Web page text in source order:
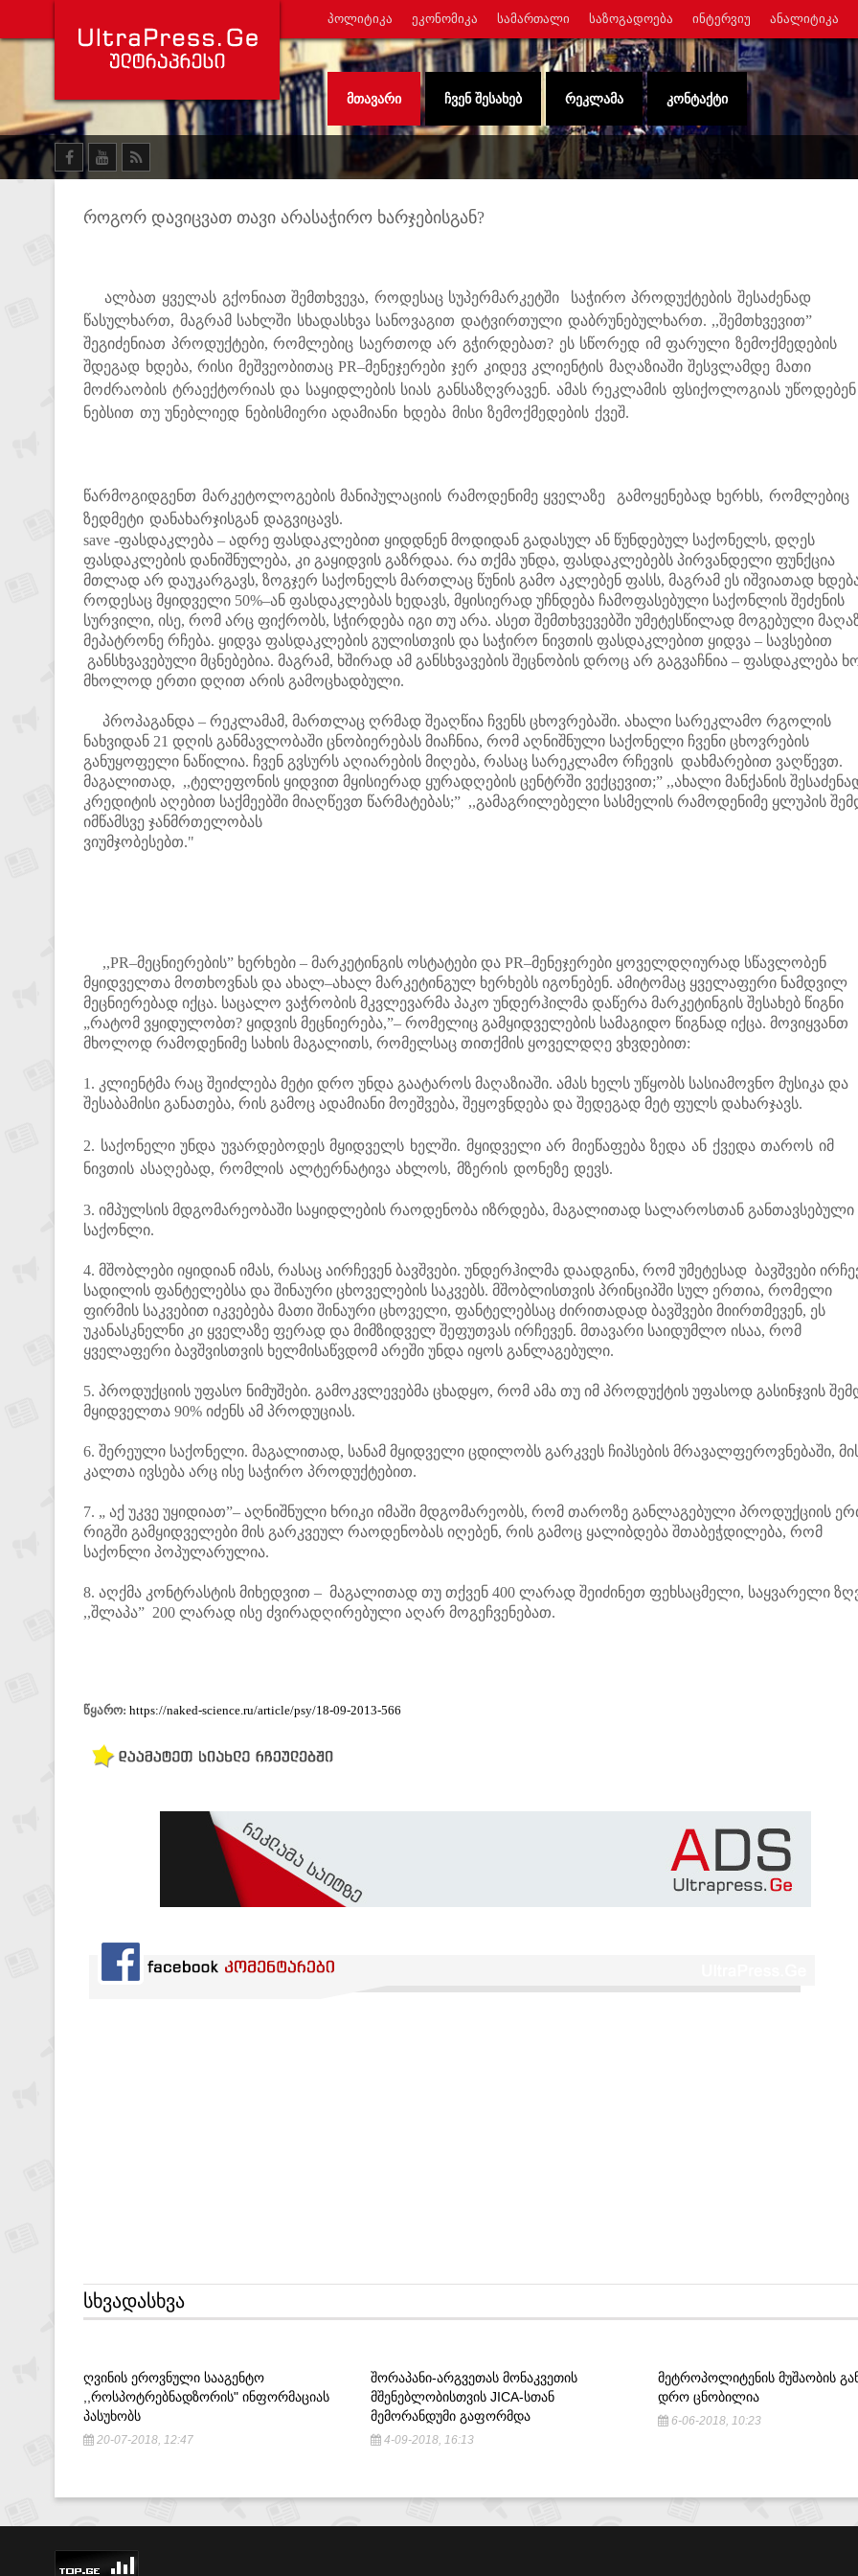
ᲞᲝᲚᲘᲢᲘᲙᲐ ᲔᲙᲝᲜᲝᲛᲘᲙᲐ ᲡᲐᲛᲐᲠᲗᲐᲚᲘ ᲡᲐᲖᲝᲒᲐᲓᲝᲔᲑᲐ ᲘᲜᲢᲔᲠᲕᲘᲣ ᲐᲜᲐᲚᲘᲢᲘᲙᲐ
ᲛᲗᲐᲕᲐᲠᲘ ᲩᲕᲔᲜ ᲨᲔᲡᲐᲮᲔᲑ ᲠᲔᲙᲚᲐᲛᲐ ᲙᲝᲜᲢᲐᲥᲢᲘ
როგორ დავიცვათ თავი არასაჭირო ხარჯებისგან?
ალბათ ყველას გქონიათ შემთხვევა, როდესაც სუპერმარკეტში საჭირო პროდუქტების შესაძენად
წასულხართ, მაგრამ სახლში სხადასხვა სანოვაგით დატვირთული დაბრუნებულხართ. ,,შემთხვევით”
შეგიძენიათ პროდუქტები, რომლებიც საერთოდ არ გჭირდებათ? ეს სწორედ იმ ფარული ზემოქმედების
შდეგად ხდება, რისი მეშვეობითაც PR–მენეჯერები ჯერ კიდევ კლიენტის მაღაზიაში შესვლამდე მათი
მოძრაობის ტრაექტორიას და საყიდლების სიას განსაზღვრავენ. ამას რეკლამის ფსიქოლოგიას
ნებსით თუ უნებლიედ ნებისმიერი ადამიანი ხდება მისი ზემოქმედების ქვეშ.
წარმოგიდგენთ მარკეტოლოგების მანიპულაციის რამოდენიმე ყველაზე გამოყენებად ხერხს, რომლებიც
ზედმეტი დანახარჯისგან დაგვიცავს.
save -ფასდაკლება – ადრე ფასდაკლებით ყიდდნენ მოდიდან გადასულ ან წუნდებულ საქონელს, დღეს
ფასდაკლების დანიშნულება, კი გაყიდვის გაზრდაა. რა თქმა უნდა, ფასდაკლებებს პირვანდელი ფუნქცია
მთლად არ დაუკარგავს, ზოგჯერ საქონელს მართლაც წუნის გამო აკლებენ ფასს, მაგრამ ეს იშვიათად
როდესაც მყიდველი 50%–ან ფასდაკლებას ხედავს, მყისიერად უჩნდება ჩამოფასებული საქონლის შეძენის
სურვილი, ისე, რომ არც ფიქრობს, სჭირდება იგი თუ არა. ასეთ შემთხვევებში უმეტესწილად მოგებული
მეპატრონე რჩება. ყიდვა ფასდაკლების გულისთვის და საჭირო ნივთის ფასდაკლებით ყიდვა – სავსებით
განსხვავებული მცნებებია. მაგრამ, ხშირად ამ განსხვავების შეცნობის დროც არ გაგვაჩნია – ფასდაკლება
მხოლოდ ერთი დღით არის გამოცხადბული.
პროპაგანდა – რეკლამამ, მართლაც ღრმად შეაღწია ჩვენს ცხოვრებაში. ახალი სარეკლამო რგოლის
ნახვიდან 21 დღის განმავლობაში ცნობიერებას მიაჩნია, რომ აღნიშნული საქონელი ჩვენი ცხოვრების
განუყოფელი ნაწილია. ჩვენ გვსურს აღიარების მიღება, რასაც სარეკლამო რჩევის დახმარებით ვაღწევთ.
მაგალითად, ,,ტელეფონის ყიდვით მყისიერად ყურადღების ცენტრში ვექცევით;” ,,ახალი მანქანის
კრედიტის აღებით საქმეებში მიაღწევთ წარმატებას;” ,,გამაგრილებელი სასმელის რამოდენიმე ყლუპის
იმწამსვე ჯანმრთელობას
ვიუმჯობესებთ."
,,PR–მეცნიერების” ხერხები – მარკეტინგის ოსტატები და PR–მენეჯერები ყოველდღიურად სწავლობენ
მყიდველთა მოთხოვნას და ახალ–ახალ მარკეტინგულ ხერხებს იგონებენ. ამიტომაც ყველაფერი ნამდვილ
მეცნიერებად იქცა. საცალო ვაჭრობის მკვლევარმა პაკო უნდერჰილმა დაწერა მარკეტინგის შესახებ წიგნი
„რატომ ვყიდულობთ? ყიდვის მეცნიერება,”– რომელიც გამყიდველების სამაგიდო წიგნად იქცა. მოვიყვანთ
მხოლოდ რამოდენიმე სახის მაგალითს, რომელსაც თითქმის ყოველდღე ვხვდებით:
1. კლიენტმა რაც შეიძლება მეტი დრო უნდა გაატაროს მაღაზიაში. ამას ხელს უწყობს სასიამოვნო მუსიკა და
შესაბამისი განათება, რის გამოც ადამიანი მოეშვება, შეყოვნდება და შედეგად მეტ ფულს დახარჯავს.
2. საქონელი უნდა უვარდებოდეს მყიდველს ხელში. მყიდველი არ მიეწაფება ზედა ან ქვედა თაროს იმ
ნივთის ასაღებად, რომლის ალტერნატივა ახლოს, მზერის დონეზე დევს.
3. იმპულსის მდგომარეობაში საყიდლების რაოდენობა იზრდება, მაგალითად სალაროსთან განთავსებული
საქონლი.
4. მშობლები იყიდიან იმას, რასაც აირჩევენ ბავშვები. უნდერჰილმა დაადგინა, რომ უმეტესად ბავშვები
სადილის ფანტელებსა და შინაური ცხოველების საკვებს. მშობლისთვის პრინციპში სულ ერთია, რომელი
ფირმის საკვებით იკვებება მათი შინაური ცხოველი, ფანტელებსაც ძირითადად ბავშვები მიირთმევენ, ეს
უკანასკნელნი კი ყველაზე ფერად და მიმზიდველ შეფუთვას ირჩევენ. მთავარი საიდუმლო ისაა, რომ
ყველაფერი ბავშვისთვის ხელმისაწვდომ არეში უნდა იყოს განლაგებული.
5. პროდუქციის უფასო ნიმუშები. გამოკვლევებმა ცხადყო, რომ ამა თუ იმ პროდუქტის უფასოდ გასინჯვის
მყიდველთა 90% იძენს ამ პროდუციას.
6. შერეული საქონელი. მაგალითად, სანამ მყიდველი ცდილობს გარკვეს ჩიპსების მრავალფეროვნებაში,
კალთა ივსება არც ისე საჭირო პროდუქტებით.
7. „ აქ უკვე უყიდიათ”– აღნიშნული ხრიკი იმაში მდგომარეობს, რომ თაროზე განლაგებული პროდუქციის
რიგში გამყიდველები მის გარკვეულ რაოდენობას იღებენ, რის გამოც ყალიბდება შთაბეჭდილება, რომ
საქონლი პოპულარულია.
8. აღქმა კონტრასტის მიხედვით – მაგალითად თუ თქვენ 400 ლარად შეიძინეთ ფეხსაცმელი, საყვარელი
,,შლაპა” 200 ლარად ისე ძვირადღირებული აღარ მოგეჩვენებათ.
წყარო: https://naked-science.ru/article/psy/18-09-2013-566
ᲡᲮᲕᲐᲓᲐᲡᲮᲕᲐ
ᲦᲕᲘᲜᲘᲡ ᲔᲠᲝᲕᲜᲣᲚᲘ ᲡᲐᲐᲒᲔᲜᲢᲝ
,,ᲠᲝᲡᲞᲝᲢᲠᲔᲑᲜᲐᲓᲖᲝᲠᲘᲡ" ᲘᲜᲤᲝᲠᲛᲐᲪᲘᲐᲡ
ᲞᲐᲡᲣᲮᲝᲑᲡ
20-07-2018, 12:47
ᲨᲝᲠᲐᲞᲐᲜᲘ-ᲐᲠᲒᲕᲔᲗᲐᲡ ᲛᲝᲜᲐᲙᲕᲔᲗᲘᲡ
ᲛᲨᲔᲜᲔᲑᲚᲝᲑᲘᲡᲗᲕᲘᲡ JICA-ᲡᲗᲐᲜ
ᲛᲔᲛᲝᲠᲐᲜᲓᲣᲛᲘ ᲒᲐᲤᲝᲠᲛᲓᲐ
4-09-2018, 16:13
ᲛᲔᲢᲠᲝᲞᲝᲚᲘᲢᲔᲜᲘᲡ ᲛᲣᲨᲐᲝᲑᲘᲡ
ᲓᲠᲝ ᲪᲜᲝᲑᲘᲚᲘᲐ
6-06-2018, 10:23